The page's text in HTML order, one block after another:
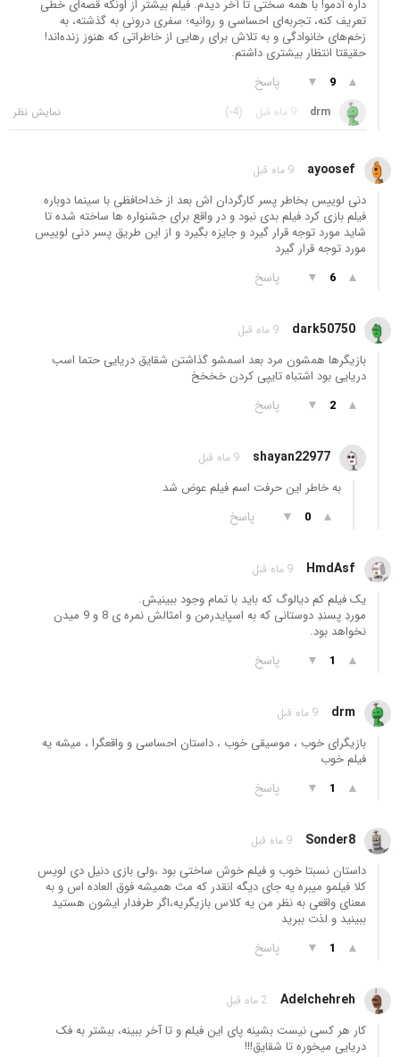
داره آدمو! با همه سختی تا آخر دیدم. فیلم بیشتر از اونکه قصه‌ای خطی
تعریف کنه، تجربه‌ای احساسی و روانیه؛ سفری درونی به گذشته، به
زخم‌های خانوادگی و به تلاش برای رهایی از خاطراتی که هنوز زنده‌اند!
حقیقتا انتظار بیشتری داشتم.
▲
9
▼ پاسخ
drm 9 ماه قبل (-4)
ayoosef 9 ماه قبل
دنی لوییس بخاطر پسر کارگردان اش بعد از خداحافظی با سینما دوباره
فیلم بازی کرد فیلم بدی نبود و در واقع برای جشنواره ها ساخته شده تا
شاید مورد توجه قرار گیرد و جایزه بگیرد و از این طریق پسر دنی لوییس
مورد توجه قرار گیرد
▲
6
▼ پاسخ
dark50750 9 ماه قبل
بازیگرها همشون مرد بعد اسمشو گذاشتن شقایق دریایی حتما اسب
دریایی بود اشتباه تایپی کردن خخخخ
▲
2
▼ پاسخ
shayan22977 9 ماه قبل
به خاطر این حرفت اسم فیلم عوض شد
▲
0
▼ پاسخ
HmdAsf 9 ماه قبل
یک فیلم کم دیالوگ که باید با تمام وجود ببینیش.
موردِ پسندِ دوستانی که به اسپایدرمن و امثالش نمره ی 8 و 9 میدن
نخواهد بود.
▲
1
▼ پاسخ
drm 9 ماه قبل
بازیگرای خوب ، موسیقی خوب ، داستان احساسی و واقعگرا ، میشه یه
فیلم خوب
▲
1
▼ پاسخ
Sonder8 9 ماه قبل
داستان نسبتا خوب و فیلم خوش ساختی بود ،ولی بازی دنیل دی لویس
کلا فیلمو میبره یه جای دیگه انقدر که مث همیشه فوق العاده اس و به
معنای واقعی به نظر من یه کلاس بازیگریه،اگر طرفدار ایشون هستید
ببینید و لذت ببرید
▲
1
▼ پاسخ
Adelchehreh 2 ماه قبل
کار هر کسی نیست بشینه پای این فیلم و تا آخر ببینه، ببشتر به فک
دریایی میخوره تا شقایق!!!